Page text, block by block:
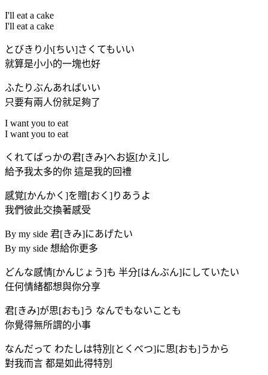
I'll eat a cake
I'll eat a cake
とびきり小[ちい]さくてもいい
就算是小小的一塊也好
ふたりぶんあればいい
只要有兩人份就足夠了
I want you to eat
I want you to eat
くれてばっかの君[きみ]へお返[かえ]し
給予我太多的你 這是我的回禮
感覚[かんかく]を贈[おく]りあうよ
我們彼此交換著感受
By my side 君[きみ]にあげたい
By my side 想給你更多
どんな感情[かんじょう]も 半分[はんぶん]にしていたい
任何情緒都想與你分享
君[きみ]が思[おも]う なんでもないことも
你覺得無所謂的小事
なんだって わたしは特別[とくべつ]に思[おも]うから
對我而言 都是如此得特別